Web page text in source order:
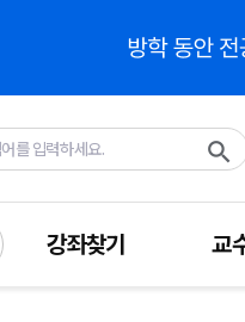
강좌찾기 교